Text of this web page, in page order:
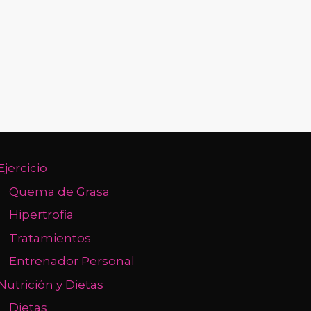
Quema de Grasa
Hipertrofia
Tratamientos
Entrenador Personal
y Dietas
Dietas